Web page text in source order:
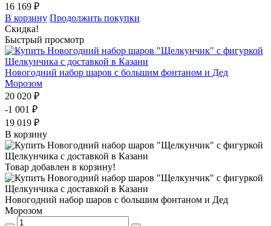
16 169 ₽
В корзину Продолжить покупки
Скидка!
Быстрый просмотр
Новогодний набор шаров с большим фонтаном и Дед
Морозом
20 020 ₽
-1 001 ₽
19 019 ₽
В корзину
Товар добавлен в корзину!
Новогодний набор шаров с большим фонтаном и Дед
Морозом